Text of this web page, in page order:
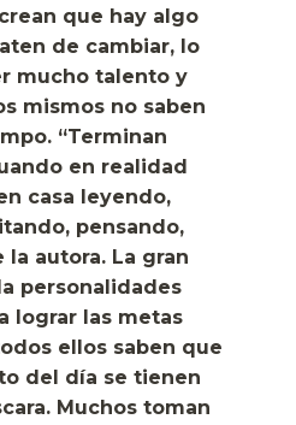
que hay algo
de cambiar, lo
mucho talento y
mismos no saben
“Terminan
en realidad
casa leyendo,
pensando,
autora. La gran
personalidades
lograr las metas
ellos saben que
del día se tienen
Muchos toman